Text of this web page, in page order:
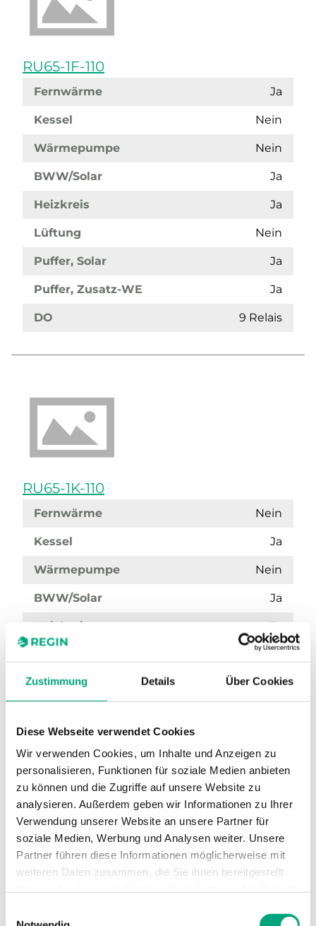
Zustimmung Details Über Cookies
Diese Webseite verwendet Cookies
Wir verwenden Cookies, um Inhalte und Anzeigen zu
personalisieren, Funktionen für soziale Medien anbieten
zu können und die Zugriffe auf unsere Website zu
analysieren. Außerdem geben wir Informationen zu Ihrer
Verwendung unserer Website an unsere Partner für
soziale Medien, Werbung und Analysen weiter. Unsere
Partner führen diese Informationen möglicherweise mit
weiteren Daten zusammen, die Sie ihnen bereitgestellt
RU65-1F-110
Fernwärme Ja
Kessel Nein
Wärmepumpe Nein
BWW/Solar Ja
Heizkreis Ja
Lüftung Nein
Puffer, Solar Ja
Puffer, Zusatz-WE Ja
DO 9 Relais
RU65-1K-110
Fernwärme Nein
Kessel Ja
Wärmepumpe Nein
BWW/Solar Ja
Heizkreis Ja
Nein
Puffer, Solar Ja
DO